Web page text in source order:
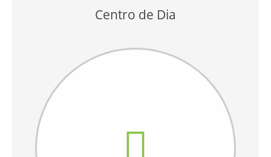
Centro de Dia